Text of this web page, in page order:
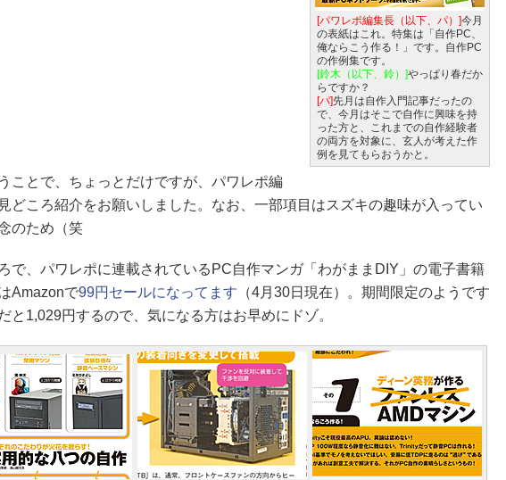
[パワレポ編集長（以下、パ）]今月
の表紙はこれ。特集は「自作PC、
俺ならこう作る！」です。自作PC
の作例集です。
[鈴木（以下、鈴）]やっぱり春だか
らですか？
[パ]先月は自作入門記事だったの
で、今月はそこで自作に興味を持
った方と、これまでの自作経験者
の両方を対象に、玄人が考えた作
例を見てもらおうかと。
ことで、ちょっとだけですが、パワレポ編
どころ紹介をお願いしました。なお、一部項目はスズキの趣味が入ってい
のため（笑
で、パワレポに連載されているPC自作マンガ「わがままDIY」の電子書籍
Amazonで99円セールになってます （4月30日現在）。期間限定のようです
と1,029円するので、気になる方はお早めにドゾ。